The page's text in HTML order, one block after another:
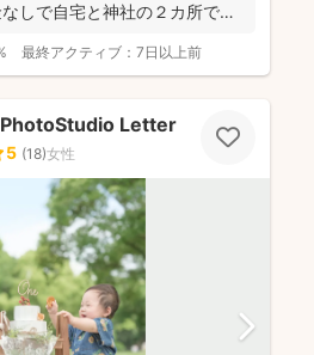
しで自宅と神社の２カ所で撮
最終アクティブ： 7日以上前
Letter
5 (18)女性